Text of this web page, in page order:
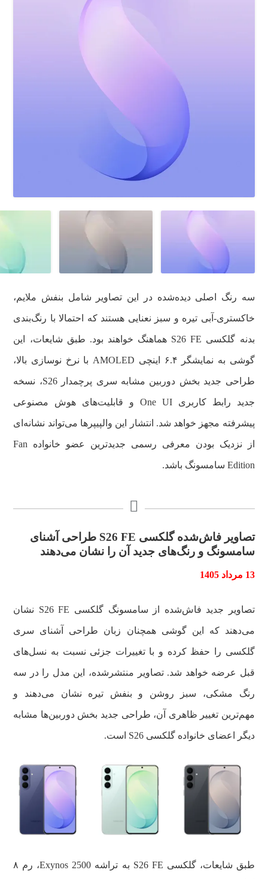
سه رنگ اصلی دیده‌شده در این تصاویر شامل بنفش ملایم،
خاکستری-آبی تیره و سبز نعنایی هستند که احتمالا با رنگ‌بندی
بدنه گلکسی S26 FE هماهنگ خواهند بود. طبق شایعات، این
گوشی به نمایشگر ۶.۴ اینچی AMOLED با نرخ نوسازی بالا،
طراحی جدید بخش دوربین مشابه سری پرچمدار S26، نسخه
جدید رابط کاربری One UI و قابلیت‌های هوش مصنوعی
پیشرفته مجهز خواهد شد. انتشار این والپیپرها می‌تواند نشانه‌ای
از نزدیک بودن معرفی رسمی جدیدترین عضو خانواده Fan
Edition سامسونگ باشد.
تصاویر فاش‌شده گلکسی S26 FE طراحی آشنای
سامسونگ و رنگ‌های جدید آن را نشان می‌دهند
13 مرداد 1405
تصاویر جدید فاش‌شده از سامسونگ گلکسی S26 FE نشان
می‌دهند که این گوشی همچنان زبان طراحی آشنای سری
گلکسی را حفظ کرده و با تغییرات جزئی نسبت به نسل‌های
قبل عرضه خواهد شد. تصاویر منتشرشده، این مدل را در سه
رنگ مشکی، سبز روشن و بنفش تیره نشان می‌دهند و
مهم‌ترین تغییر ظاهری آن، طراحی جدید بخش دوربین‌ها مشابه
دیگر اعضای خانواده گلکسی S26 است.
طبق شایعات، گلکسی S26 FE به تراشه Exynos 2500، رم ۸